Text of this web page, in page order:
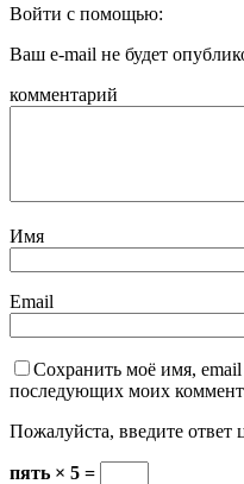
Войти с помощью:
Ваш e-mail не будет
комментарий
Имя
Email
Сохранить моё имя, email
последующих моих
Пожалуйста, введите ответ
пять × 5 =